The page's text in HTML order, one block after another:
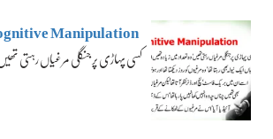
Manipulation
کسی پہاڑی پر جنگلی مرغیاں رہتی